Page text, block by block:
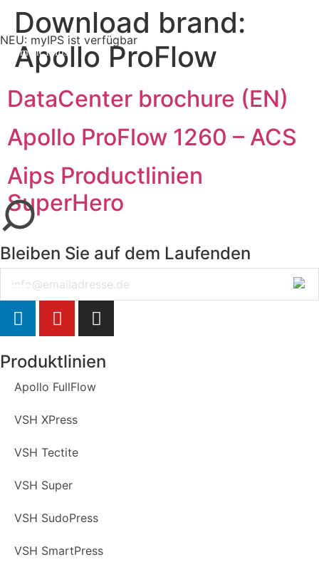
NEU: myIPS ist verfügbar
mehr Infos
schließen
Download brand:
Apollo ProFlow
DataCenter brochure (EN)
Apollo ProFlow 1260 – ACS
Aips Productlinien
SuperHero
Bleiben Sie auf dem Laufenden
Produktlinien
Apollo FullFlow
VSH XPress
VSH Tectite
VSH Super
VSH SudoPress
VSH SmartPress